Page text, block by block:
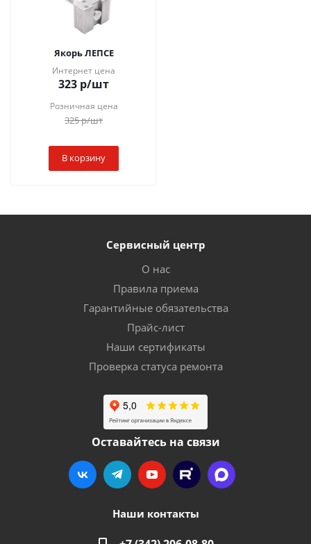
Якорь ЛЕПСЕ
Интернет цена
323 р/шт
Розничная цена
325р/шт
В корзину
Сервисный центр
О нас
Правила приема
Гарантийные обязательства
Прайс-лист
Наши сертификаты
Проверка статуса ремонта
Оставайтесь на связи
Наши контакты